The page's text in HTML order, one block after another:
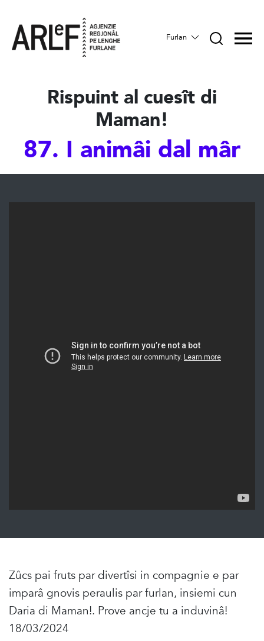
Furlan
Rispuint al cuesît di
Maman!
87. I animâi dal mâr
Zûcs pai fruts par divertîsi in compagnie e par
imparâ gnovis peraulis par furlan, insiemi cun
Daria di Maman!. Prove ancje tu a induvinâ!
18/03/2024